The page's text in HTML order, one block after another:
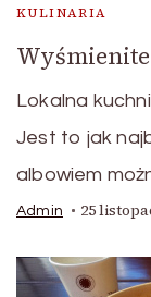
KULINARIA
Lokalna
Jest to jak
albowiem
Admin 25